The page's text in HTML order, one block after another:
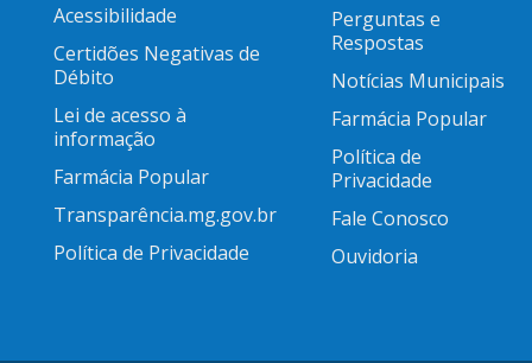
Acessibilidade
Certidões Negativas de
Débito
Lei de acesso à
informação
Farmácia Popular
Transparência.mg.gov.br
Política de Privacidade
Perguntas e
Respostas
Notícias Municipais
Farmácia Popular
Política de
Privacidade
Fale Conosco
Ouvidoria